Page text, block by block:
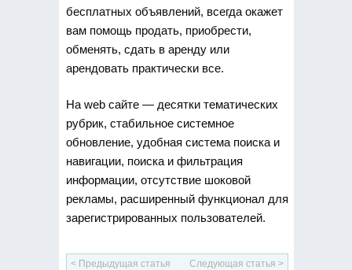
бесплатных объявлений, всегда окажет
вам помощь продать, приобрести,
обменять, сдать в аренду или
арендовать практически все.
На web сайте — десятки тематических
рубрик, стабильное системное
обновление, удобная система поиска и
навигации, поиска и фильтрация
информации, отсутствие шоковой
рекламы, расширенный функционал для
зарегистрированных пользователей.
< Предыдущая статья
Следующая статья >